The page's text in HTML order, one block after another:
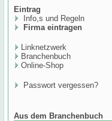
Eintrag
Info,s und Regeln
Firma eintragen
Linknetzwerk
Branchenbuch
Online-Shop
Passwort vergessen?
Aus dem Branchenbuch